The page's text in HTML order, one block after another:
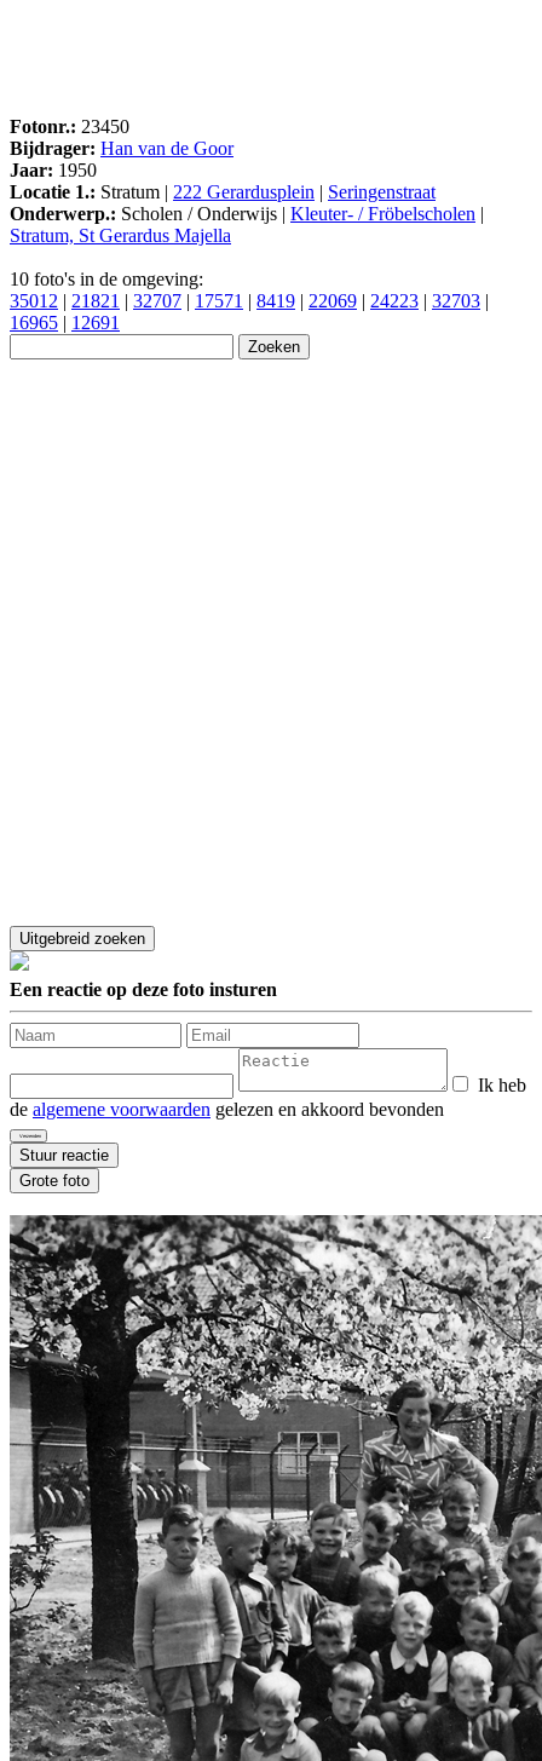
Fotonr.: 23450
Bijdrager: Han van de Goor
Jaar: 1950
Locatie 1.: Stratum | 222 Gerardusplein | Seringenstraat
Onderwerp.: Scholen / Onderwijs | Kleuter- / Fröbelscholen |
Stratum, St Gerardus Majella
10 foto's in de omgeving:
35012 | 21821 | 32707 | 17571 | 8419 | 22069 | 24223 | 32703 |
16965 | 12691
Een reactie op deze foto insturen
Ik heb
de algemene voorwaarden gelezen en akkoord bevonden